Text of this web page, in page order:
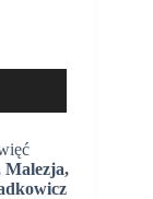
Malezja,